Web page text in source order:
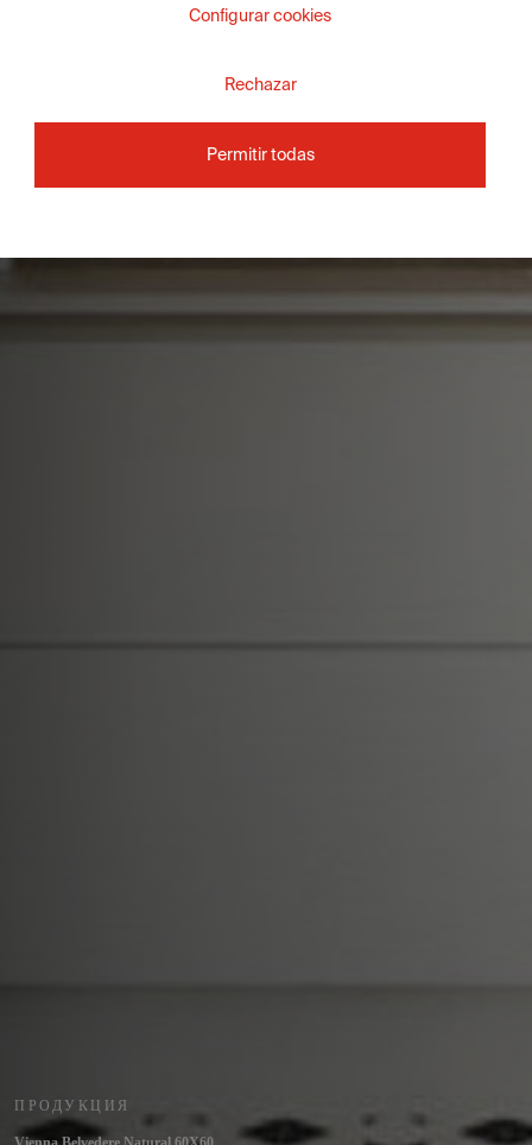
ПРОДУКЦИЯ
Configurar cookies
Rechazar
Permitir todas